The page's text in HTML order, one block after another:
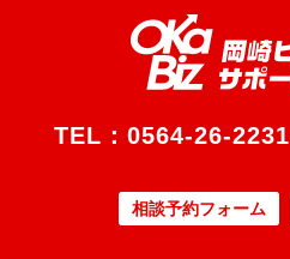
TEL： 0564-26-2231
相談予約フォーム